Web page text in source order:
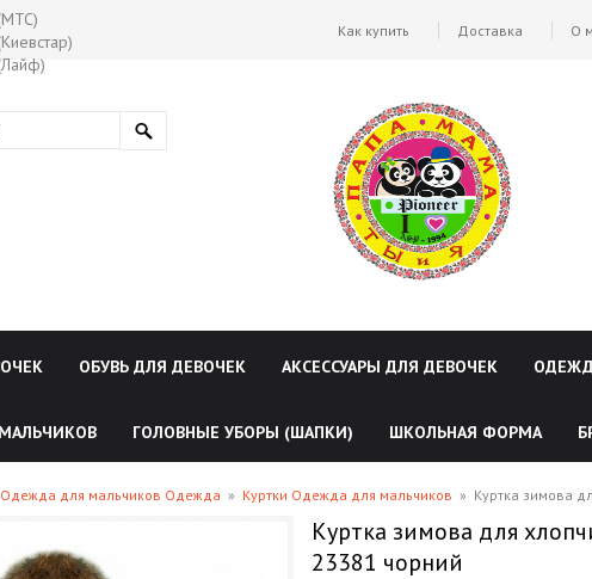
Как купить Доставка О
ОБУВЬ ДЛЯ ДЕВОЧЕК АКСЕССУАРЫ ДЛЯ ДЕВОЧЕК
ГОЛОВНЫЕ УБОРЫ (ШАПКИ) ШКОЛЬНАЯ ФОРМА
Одежда для мальчиков Одежда » Куртки Одежда для мальчиков » Куртка зимова
Куртка зимова для
23381 чорний